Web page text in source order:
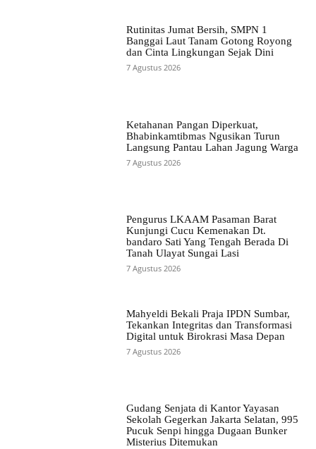
Rutinitas Jumat Bersih, SMPN 1
Banggai Laut Tanam Gotong Royong
dan Cinta Lingkungan Sejak Dini
7 Agustus 2026
Ketahanan Pangan Diperkuat,
Bhabinkamtibmas Ngusikan Turun
Langsung Pantau Lahan Jagung Warga
7 Agustus 2026
Pengurus LKAAM Pasaman Barat
Kunjungi Cucu Kemenakan Dt.
bandaro Sati Yang Tengah Berada Di
Tanah Ulayat Sungai Lasi
7 Agustus 2026
Mahyeldi Bekali Praja IPDN Sumbar,
Tekankan Integritas dan Transformasi
Digital untuk Birokrasi Masa Depan
7 Agustus 2026
Gudang Senjata di Kantor Yayasan
Sekolah Gegerkan Jakarta Selatan, 995
Pucuk Senpi hingga Dugaan Bunker
Misterius Ditemukan